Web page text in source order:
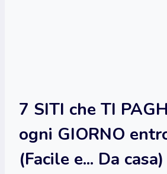
7 SITI che TI
ogni GIORNO
(Facile e... Da casa)